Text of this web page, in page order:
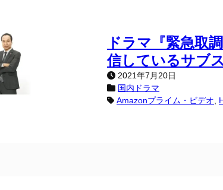
ドラマ『緊急取
信しているサブ
2021年7月20日
国内ドラマ
Amazonプライム・ビデオ